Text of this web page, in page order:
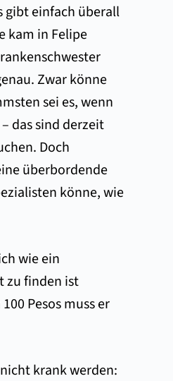
gibt einfach überall
kam in Felipe
Zwar könne
sei es, wenn
das sind derzeit
Doch
überbordende
könne, wie
wie ein
zu finden ist
Pesos muss er
krank werden: